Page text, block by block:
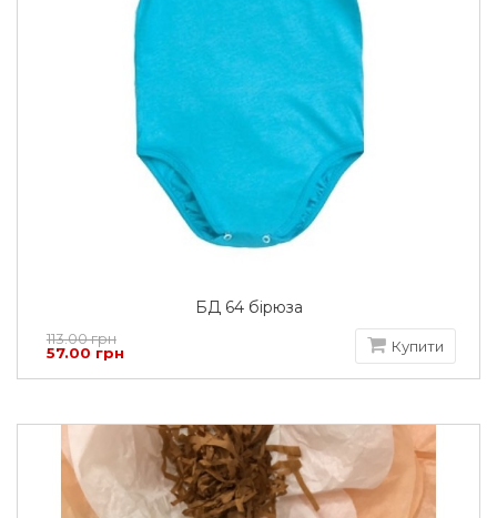
БД 64 бірюза
113.00 грн
57.00 грн
Купити